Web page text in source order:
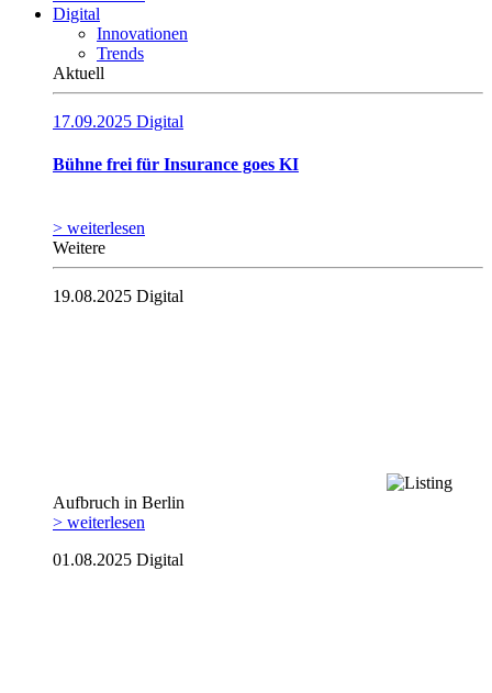
Digital
Innovationen
Trends
Aktuell
17.09.2025 Digital
Bühne frei für Insurance goes KI
> weiterlesen
Weitere
19.08.2025 Digital
Aufbruch in Berlin
> weiterlesen
01.08.2025 Digital